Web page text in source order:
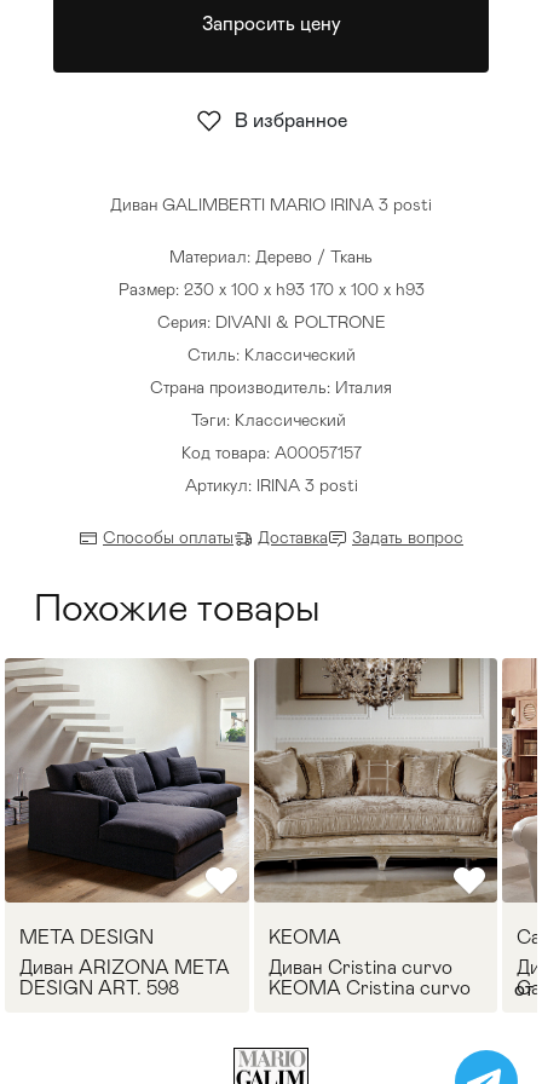
Диван GALIMBERTI MARIO IRINA 3 posti
Материал: Дерево / Ткань
Размер: 230 x 100 x h93 170 x 100 x h93
Серия: DIVANI & POLTRONE
Стиль: Классический
Страна производитель: Италия
Тэги: Классический
Код товара: A00057157
Артикул: IRINA 3 posti
Способы оплаты Доставка Задать вопрос
Запросить цену
В избранное
Похожие товары
META DESIGN
Диван ARIZONA META
DESIGN ART. 598
KEOMA
Диван Cristina curvo
KEOMA Cristina curvo
от